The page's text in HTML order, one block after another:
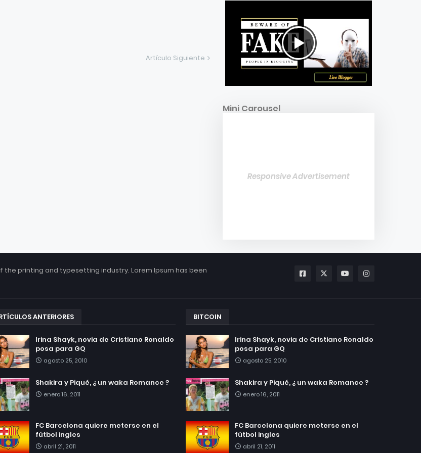
Artículo Siguiente
Mini Carousel
Responsive Advertisement
the printing and typesetting industry. Lorem Ipsum has been
ANTERIORES
Irina Shayk, novia de Cristiano Ronaldo
posa para GQ
agosto 25, 2010
Shakira y Piqué, ¿ un waka Romance ?
enero 16, 2011
FC Barcelona quiere meterse en el
fútbol ingles
abril 21, 2011
BITCOIN
Irina Shayk, novia de Cristiano Ronaldo
posa para GQ
agosto 25, 2010
Shakira y Piqué, ¿ un waka Romance ?
enero 16, 2011
FC Barcelona quiere meterse en el
fútbol ingles
abril 21, 2011